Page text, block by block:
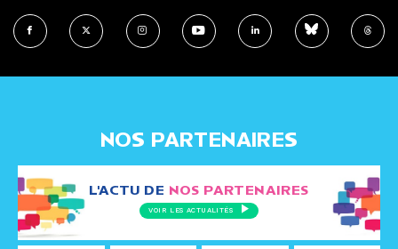
NOS PARTENAIRES
L'ACTU DE NOS PARTENAIRES
VOIR LES ACTUALITÉS